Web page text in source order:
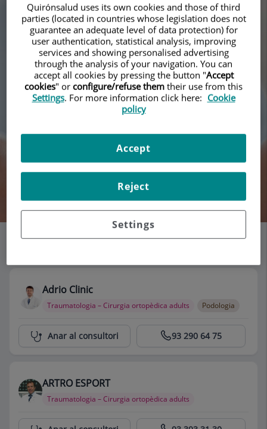
nostres millors especialista
Cercar
Adrio Clinic
Traumatologia – Cirurgia ortopèdica adults Podologia
Centro Médico Teknon 93 290 64 75
Anar al consultori
ARTRO ESPORT
Traumatologia – Cirurgia ortopèdica adults
Centro Médico Teknon
Quirónsalud uses its own cookies and those of third
parties (located in countries whose legislation does not
guarantee an adequate level of data protection) for
user authentication, statistical analysis, improving
services and showing personalised advertising
through the analysis of your navigation. You can
accept all cookies by pressing the button "Accept
cookies" or configure/refuse them their use from this
Settings. For more information click here: Cookie
policy
Settings
Reject
Accept